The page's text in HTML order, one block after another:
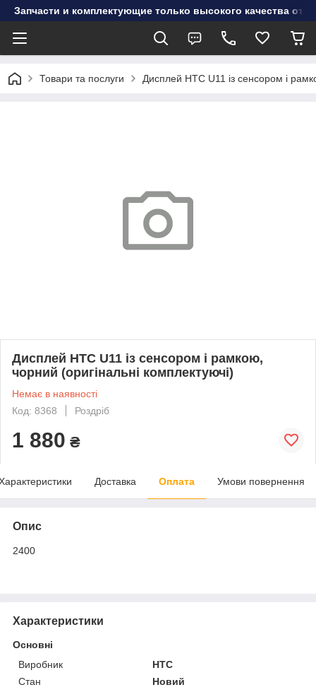
Запчасти и комплектующие только высокого качества от
Товари та послуги Дисплей HTC U11 із сенсором і
Дисплей HTC U11 із сенсором і рамкою,
чорний (оригінальні комплектуючі)
Немає в наявності
Код: 8368
Роздріб
1 880 ₴
Доставка Оплата Умови повернення
Опис
2400
Характеристики
Основні
Виробник
HTC
Стан
Новий